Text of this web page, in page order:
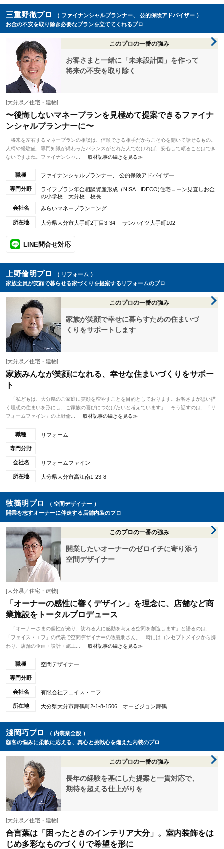
三重野徹プロ
（ ファイナンシャルプランナー、 公的保険アドバイザー ）
お金の不安を取り除き必要なプランを立ててくれるプロ
このプロの一番の強み
お客さまと一緒に「未来設計図」を作って
将来の不安を取り除く
[大分県／住宅・建物]
〜後悔しないマネープランを見極めて提案できるファイナ
ンシャルプランナーに〜
将来を左右するマネープランの相談は、信頼できる相手だからこそ心を開いて話せるもの。
人柄や経験値、専門知識が備わったバランスがとれた人でなければ、安心して頼ることはでき
ないですよね。ファイナンシャ...
取材記事の続きを見る≫
職種 ファイナンシャルプランナー、 公的保険アドバイザー
専門分野
ライフプラン年金相談資産形成（NISA iDECO)住宅ローン見直しお金
の小学校 大分校 校長
会社名
みらいマネープランニング
所在地 大分県大分市大手町2丁目3-34 サンハイツ大手町102
LINE問合せ対応
上野倫明プロ
（ リフォーム ）
家族全員が笑顔で暮らせる家づくりを提案するリフォームのプロ
このプロの一番の強み
家族が笑顔で幸せに暮らすための住まいづ
くりをサポートします
[大分県／住宅・建物]
家族みんなが笑顔になれる、幸せな住まいづくりをサポー
ト
「私どもは、大分県のご家庭に笑顔を増やすことを目的としております。お客さまが思い描
く理想の住まいを形にし、ご家族の喜びにつなげたいと考えています」 そう話すのは、「リ
フォームファイン」の上野倫...
取材記事の続きを見る≫
職種 リフォーム
専門分野
会社名 リフォームファイン
所在地 大分県大分市高江南1-23-8
牧義明プロ
（ 空間デザイナー ）
開業を志すオーナーに伴走する店舗内装のプロ
このプロの一番の強み
開業したいオーナーのゼロイチに寄り添う
空間デザイナー
[大分県／住宅・建物]
「オーナーの感性に響くデザイン」を理念に、店舗など商
業施設をトータルプロデュース
「オーナーさまの個性が光り、訪れる人に感動を与える空間を創造します」と語るのは、
「フェイス・エフ」の代表で空間デザイナーの牧義明さん。 時にはコンセプトメイクから携
わり、店舗の企画・設計・施工...
取材記事の続きを見る≫
職種 空間デザイナー
専門分野
会社名 有限会社フェイス・エフ
所在地 大分県大分市舞鶴町2-1-8-1506 オービジョン舞鶴
淺岡巧プロ
（ 内装業全般 ）
顧客の悩みに柔軟に応える、真心と挑戦心を備えた内装のプロ
このプロの一番の強み
長年の経験を基にした提案と一貫対応で、
期待を超える仕上がりを
[大分県／住宅・建物]
合言葉は「困ったときのインテリア大分」。室内装飾をは
じめ多彩なものづくりで希望を形に